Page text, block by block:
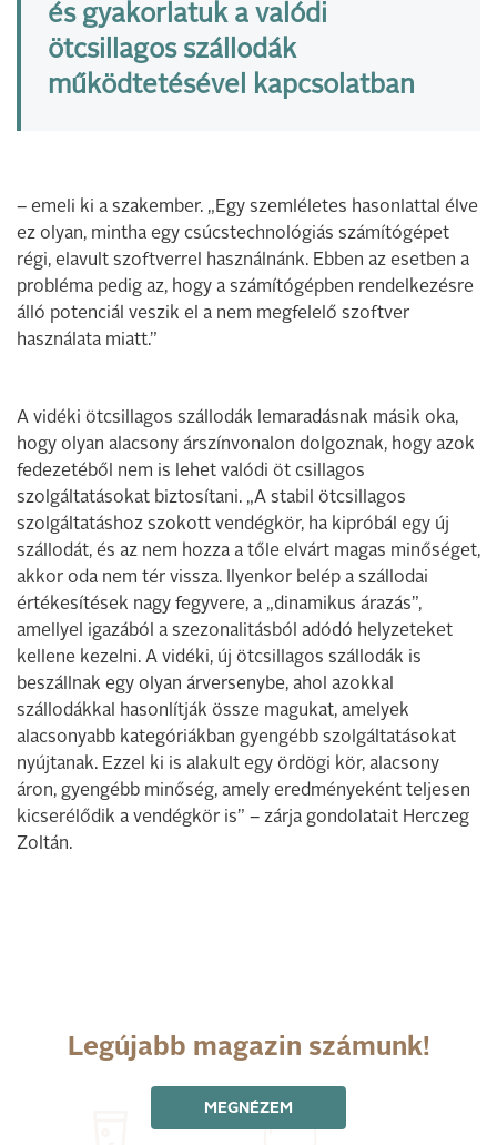
és gyakorlatuk a valódi
ötcsillagos szállodák
működtetésével kapcsolatban
– emeli ki a szakember. „Egy szemléletes hasonlattal élve
ez olyan, mintha egy csúcstechnológiás számítógépet
régi, elavult szoftverrel használnánk. Ebben az esetben a
probléma pedig az, hogy a számítógépben rendelkezésre
álló potenciál veszik el a nem megfelelő szoftver
használata miatt.”
A vidéki ötcsillagos szállodák lemaradásnak másik oka,
hogy olyan alacsony árszínvonalon dolgoznak, hogy azok
fedezetéből nem is lehet valódi öt csillagos
szolgáltatásokat biztosítani. „A stabil ötcsillagos
szolgáltatáshoz szokott vendégkör, ha kipróbál egy új
szállodát, és az nem hozza a tőle elvárt magas minőséget,
akkor oda nem tér vissza. Ilyenkor belép a szállodai
értékesítések nagy fegyvere, a „dinamikus árazás”,
amellyel igazából a szezonalitásból adódó helyzeteket
kellene kezelni. A vidéki, új ötcsillagos szállodák is
beszállnak egy olyan árversenybe, ahol azokkal
szállodákkal hasonlítják össze magukat, amelyek
alacsonyabb kategóriákban gyengébb szolgáltatásokat
nyújtanak. Ezzel ki is alakult egy ördögi kör, alacsony
áron, gyengébb minőség, amely eredményeként teljesen
kicserélődik a vendégkör is” – zárja gondolatait Herczeg
Zoltán.
Legújabb magazin számunk!
MEGNÉZEM